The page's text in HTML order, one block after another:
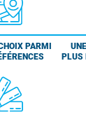
PARMI
PLUS